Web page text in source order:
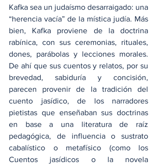
Kafka sea un judaísmo desarraigado: una
“herencia vacía” de la mística judía. Más
bien, Kafka proviene de la doctrina
rabínica, con sus ceremonias, rituales,
dones, parábolas y lecciones morales.
De ahí que sus cuentos y relatos, por su
brevedad, sabiduría y concisión,
parecen provenir de la tradición del
cuento jasídico, de los narradores
pietistas que enseñaban sus doctrinas
en base a una literatura de raíz
pedagógica, de influencia o sustrato
cabalístico o metafísico (como los
Cuentos jasídicos o la novela